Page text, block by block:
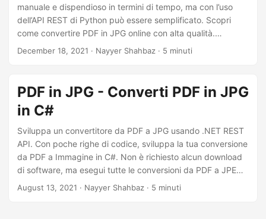
manuale e dispendioso in termini di tempo, ma con l’uso
dell’API REST di Python può essere semplificato. Scopri
come convertire PDF in JPG online con alta qualità.
Sviluppa una comprensione completa con istruzioni
convertire facilmente i PDF in immagini!
December 18, 2021 · Nayyer Shahbaz · 5 minuti
PDF in JPG - Converti PDF in JPG
in C#
Sviluppa un convertitore da PDF a JPG usando .NET REST
API. Con poche righe di codice, sviluppa la tua conversione
da PDF a Immagine in C#. Non è richiesto alcun download
di software, ma esegui tutte le conversioni da PDF a JPEG
in C#.
August 13, 2021 · Nayyer Shahbaz · 5 minuti